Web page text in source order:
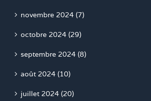
novembre 2024 (7)
octobre 2024 (29)
septembre 2024 (8)
août 2024 (10)
juillet 2024 (20)